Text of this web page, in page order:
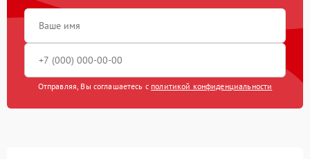
Отправляя, Вы соглашаетесь с политикой конфиденциальности